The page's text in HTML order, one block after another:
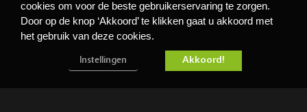
cookies om voor de beste gebruikerservaring te zorgen.
Door op de knop ‘Akkoord’ te klikken gaat u akkoord met
het gebruik van deze cookies.
Instellingen Akkoord!